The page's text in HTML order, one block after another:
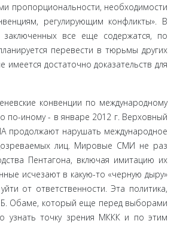
пропорциональности, не­обходимости
регулирующим кон­фликты». В
все еще содержатся, по
перевести в тюрьмы других
достаточно доказательств для
конвенции по междуна­родному
по-иному - в январе 2012 г. Верховный
продолжают нарушать меж­дународное
лиц. Мировые СМИ не раз
Пентагона, включая имитацию их
исчезают в какую-то «черную дыру»
от ответственности. Эта политика,
Б. Обаме, который еще перед выборами
узнать точку зрения МККК и по этим